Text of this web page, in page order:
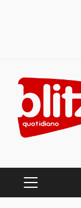
content
PRIMARY